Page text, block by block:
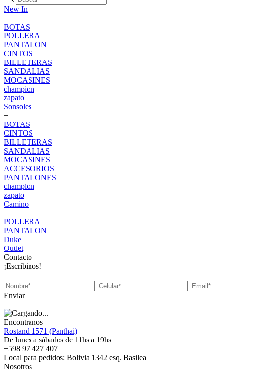
New In
+
BOTAS
POLLERA
PANTALON
CINTOS
BILLETERAS
SANDALIAS
MOCASINES
champion
zapato
Sonsoles
+
BOTAS
CINTOS
BILLETERAS
SANDALIAS
MOCASINES
ACCESORIOS
PANTALONES
champion
zapato
Camino
+
POLLERA
PANTALON
Duke
Outlet
Contacto
¡Escribinos!
Enviar
Encontranos
Rostand 1571 (Panthai)
De lunes a sábados de 11hs a 19hs
+598 97 427 407
Local para pedidos: Bolivia 1342 esq. Basilea
Nosotros